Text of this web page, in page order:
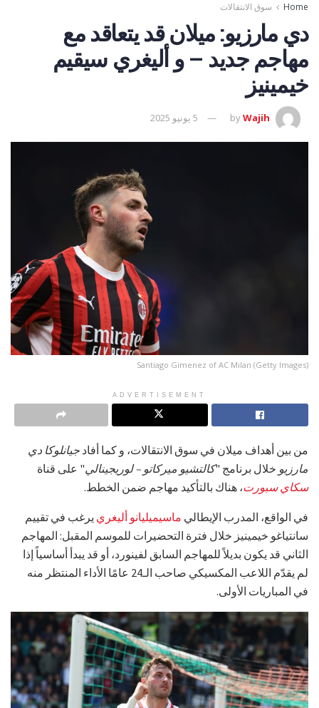
Home سوق الانتقالات
دي مارزيو: ميلان قد يتعاقد مع
مهاجم جديد – و أليغري سيقيم
خيمينيز
byWajih 5 يونيو 2025
Santiago Gimenez of AC Milan (Getty Images)
ADVERTISEMENT
من بين أهداف ميلان في سوق الانتقالات، و كما أفاد جيانلوكا دي
مارزيو خلال برنامج "كالتشيو ميركاتو – لوريجينالي" على قناة
سكاي سبورت، هناك بالتأكيد مهاجم ضمن الخطط.
في الواقع، المدرب الإيطالي ماسيميليانو أليغري يرغب في تقييم
سانتياغو خيمينيز خلال فترة التحضيرات للموسم المقبل: المهاجم
الثاني قد يكون بديلاً للمهاجم السابق لفينورد، أو قد يبدأ أساسياً إذا
لم يقدّم اللاعب المكسيكي صاحب الـ24 عامًا الأداء المنتظر منه
في المباريات الأولى.